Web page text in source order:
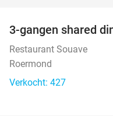
3-gangen shared
Restaurant Souave
Roermond
Verkocht: 427